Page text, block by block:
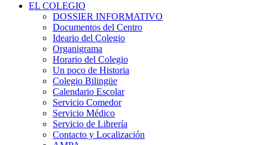
EL COLEGIO
DOSSIER INFORMATIVO
Documentos del Centro
Ideario del Colegio
Organigrama
Horario del Colegio
Un poco de Historia
Colegio Bilingüe
Calendario Escolar
Servicio Comedor
Servicio Médico
Servicio de Librería
Contacto y Localización